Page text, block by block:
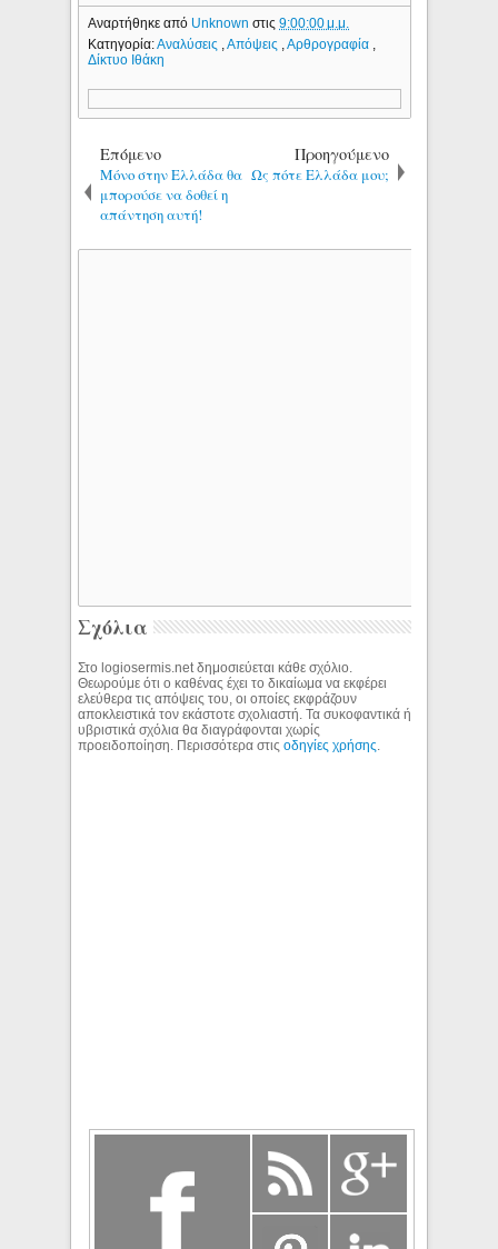
Αναρτήθηκε από Unknownστις9:00:00 μ.μ.
Κατηγορία:Αναλύσεις ,Απόψεις ,Αρθρογραφία
Δίκτυο Ιθάκη
Επόμενο
Μόνο στην Ελλάδα θα
μπορούσε να δοθεί η
απάντηση αυτή!
Προηγούμενο
Ως πότε Ελλάδα μου;
Σχόλια
Στο logiosermis.net δημοσιεύεται κάθε σχόλιο.
Θεωρούμε ότι ο καθένας έχει το δικαίωμα να εκφέρει
ελεύθερα τις απόψεις του, οι οποίες εκφράζουν
αποκλειστικά τον εκάστοτε σχολιαστή. Τα συκοφαντικά ή
υβριστικά σχόλια θα διαγράφονται χωρίς
προειδοποίηση. Περισσότερα στιςοδηγίες χρήσης